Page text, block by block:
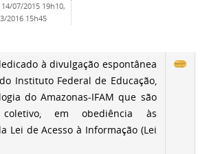
14/07/2015 19h10,
2016 15h45
à divulgação espontânea
Instituto Federal de Educação,
do Amazonas-IFAM que são
em obediência às
Lei de Acesso à Informação (Lei